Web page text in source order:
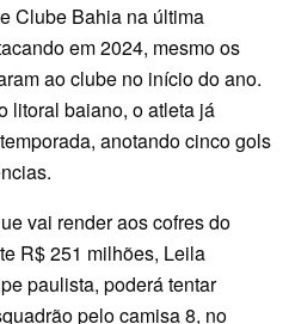
Clube Bahia na última
em 2024, mesmo os
ao clube no início do ano.
litoral baiano, o atleta já
anotando cinco gols
vai render aos cofres do
R$ 251 milhões, Leila
paulista, poderá tentar
pelo camisa 8, no